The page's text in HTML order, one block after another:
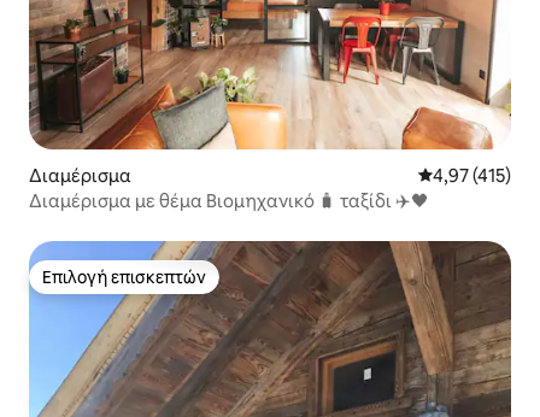
Διαμέρισμα Μέση
4,97 (415)
Διαμέρισμα με θέμα Βιομηχανικό 🧳 ταξίδι ✈️🖤
Επιλογή επισκεπτών
Επιλογή επισκεπτών